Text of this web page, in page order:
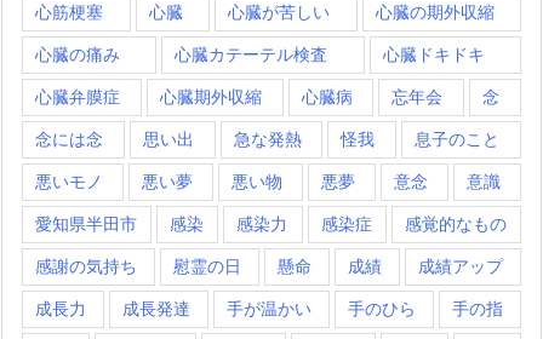
心筋梗塞 心臓 心臓が苦しい 心臓の期外収縮
心臓の痛み 心臓カテーテル検査 心臓ドキドキ
心臓弁膜症 心臓期外収縮 心臓病 忘年会 念
念には念 思い出 急な発熱 怪我 息子のこと
悪いモノ 悪い夢 悪い物 悪夢 意念 意識
愛知県半田市 感染 感染力 感染症 感覚的なもの
感謝の気持ち 慰霊の日 懸命 成績 成績アップ
成長力 成長発達 手が温かい 手のひら 手の指